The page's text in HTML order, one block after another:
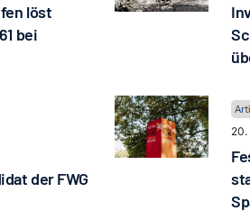
löst
bei
der FWG
20.